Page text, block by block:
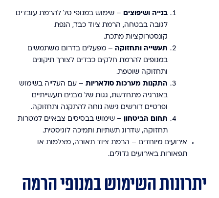
בנייה ושיפוצים
– שימוש במנופי סל להרמת עובדים
לגובה בבטחה, הרמת ציוד כבד, הנפת
קונסטרוקציות מתכת.
תעשייה ותחזוקה – מפעלים בדרום משתמשים
במנופים להרמת חלקים כבדים לצורך תיקונים
ותחזוקה שוטפת.
התקנות מערכות סולאריות – עם העלייה בשימוש
באנרגיה מתחדשת, גגות של מבנים תעשייתיים
ופרטיים דורשים גישה נוחה להתקנה ותחזוקה.
תחום הביטחון
– שימוש בבסיסים צבאיים למטרות
תחזוקה, שדרוג תשתיות ותמיכה לוגיסטית.
אירועים מיוחדים – הרמת ציוד תאורה, מצלמות או
תפאורות באירועים גדולים.
יתרונות השימוש במנופי הרמה